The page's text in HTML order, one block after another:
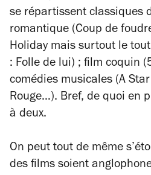
se répartissent classiques
romantique (Coup de
Holidaymais surtout le
: Folle de lui) ; film coquin (
comédies musicales (A
Rouge…). Bref, de quoi en
à deux.
On peut tout de même
des films soient